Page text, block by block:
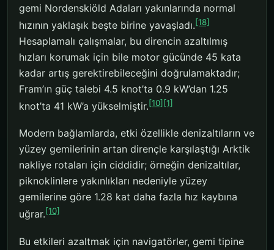
gemi Nordenskiöld Adaları yakınlarında normal
hızının yaklaşık beşte birine yavaşladı.[18]
Hesaplamalı çalışmalar, bu direncin azaltılmış
hızları korumak için bile motor gücünde 45 kata
kadar artış gerektirebileceğini doğrulamaktadır;
Fram’ın güç talebi 4.5 knot’ta 0.9 kW’dan 1.25
knot’ta 41 kW’a yükselmiştir.[10] [1]
Modern bağlamlarda, etki özellikle denizaltıların ve
yüzey gemilerinin artan dirençle karşılaştığı Arktik
nakliye rotaları için ciddidir; örneğin denizaltılar,
piknoklinlere yakınlıkları nedeniyle yüzey
gemilerine göre 1.28 kat daha fazla hız kaybına
uğrar.[10]
Bu etkileri azaltmak için navigatörler, gemi tipine